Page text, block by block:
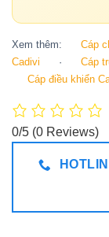
Xem thêm: Cáp
Cadivi
· Cáp
Cáp điều khiển
0/5 (0 Reviews)